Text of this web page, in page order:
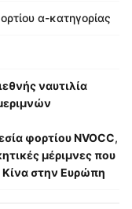
α-κατηγορίας
ναυτιλία
φορτίου NVOCC,
μέριμνες που
Κίνα στην Ευρώπη